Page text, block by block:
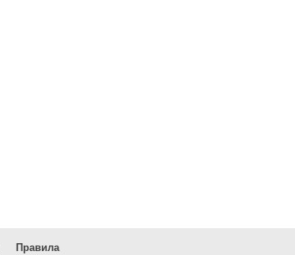
Правила